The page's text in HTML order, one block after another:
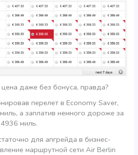
даже без бонуса, правда?
перелет в Economy Saver,
а заплатив немного дороже за
миль.
для апгрейда в бизнес-
маршрутной сети Air Berlin